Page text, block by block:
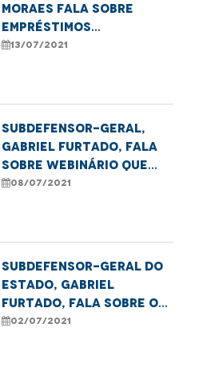
Moraes fala sobre
empréstimos
consignados,
13/07/2021
Subdefensor-geral,
Gabriel Furtado, fala
sobre webinário que
está debatendo
08/07/2021
Subdefensor-geral do
Estado, Gabriel
Furtado, fala sobre o
cadastramento no
02/07/2021